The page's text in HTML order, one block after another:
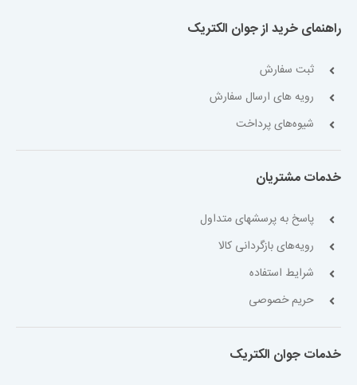
راهنمای خرید از جوان الکتریک
ثبت سفارش
رویه های ارسال سفارش
شیوه‌های پرداخت
خدمات مشتریان
پاسخ به پرسشهای متداول
رویه‌های بازگردانی کالا
شرایط استفاده
حریم خصوصی
خدمات جوان الکتریک